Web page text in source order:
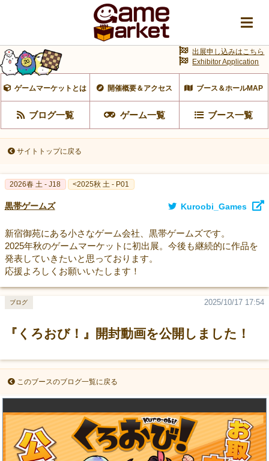
ゲームマーケットとは 開催概要＆アクセス ブース＆ホールMAP
ブログ一覧 ゲーム一覧 ブース一覧
出展申し込みはこちら
Exhibitor Application
サイトトップに戻る
2026春 土 - J18 <2025秋 土 - P01
黒帯ゲームズ Kuroobi_Games
新宿御苑にある小さなゲーム会社、黒帯ゲームズです。
2025年秋のゲームマーケットに初出展。今後も継続的に作品を
発表していきたいと思っております。
応援よろしくお願いいたします！
『くろおび！』開封動画を公開しました！
2025/10/17 17:54
ブログ
このブースのブログ一覧に戻る